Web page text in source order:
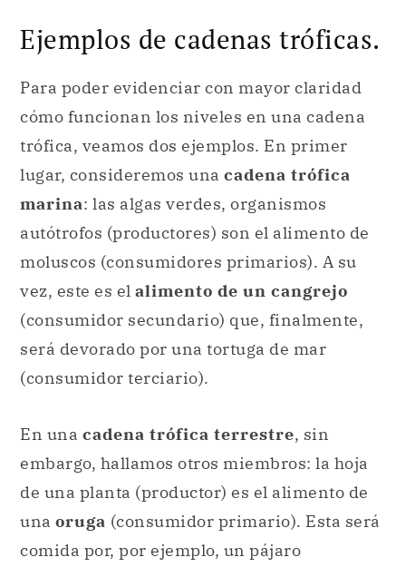
trófica, veamos dos ejemplos. En primer
marina: las algas verdes, organismos
autótrofos (productores) son el alimento de
moluscos (consumidores primarios). A su
vez, este es elalimento de un cangrejo
(consumidor secundario) que, finalmente,
será devorado por una tortuga de mar
(consumidor terciario).
En unacadena trófica terrestre, sin
embargo, hallamos otros miembros: la hoja
de una planta (productor) es el alimento de
comida por, por ejemplo, un pájaro
(consumidor secundario), que a su vez será
el alimento de un coyote (consumidor
terciario).